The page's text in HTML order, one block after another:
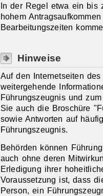
In der Regel etwa ein bis
hohem
Bearbeitungszeiten
Hinweise
Auf den Internetseiten
weitergehende
Führungszeugnis und
Sie auchdie Broschüre
sowie Antworten auf
Führungszeugnis.
Behörden können
auch ohne deren
Erledigung ihrer
Voraussetzung ist, dass
Person, ein